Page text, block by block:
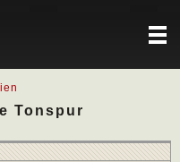
Tonspur